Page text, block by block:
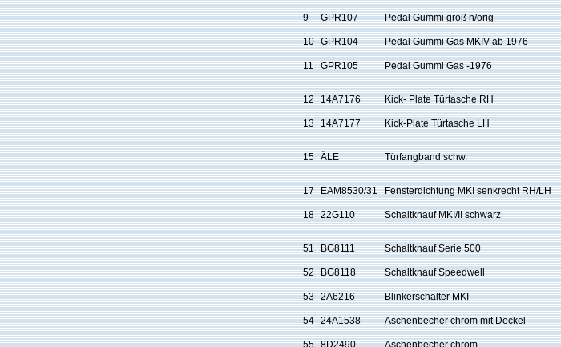
9 GPR107 Pedal Gummi groß n/orig
10 GPR104 Pedal Gummi Gas MKIV ab 1976
11 GPR105 Pedal Gummi Gas -1976
12 14A7176 Kick- Plate Türtasche RH
13 14A7177 Kick-Plate Türtasche LH
15 ÄLE Türfangband schw.
17 EAM8530/31 Fensterdichtung MKI senkrecht RH/LH
18 22G110 Schaltknauf MKI/II schwarz
51 BG8111 Schaltknauf Serie 500
52 BG8118 Schaltknauf Speedwell
53 2A6216 Blinkerschalter MKI
54 24A1538 Aschenbecher chrom mit Deckel
55 8D2490 Aschenbecher chrom